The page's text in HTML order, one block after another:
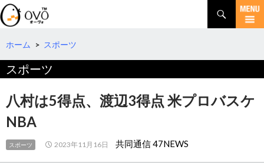
検
索
コ
テ
へ
動
ホーム > スポーツ
スポーツ
八村は5得点、渡辺3得点 米プロバスケ
NBA
スポーツ 2023年11月16日 共同通信 47NEWS